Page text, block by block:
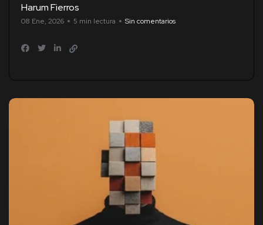
Harum Fierros
08 Ene, 2026 5 min lectura Sin comentarios